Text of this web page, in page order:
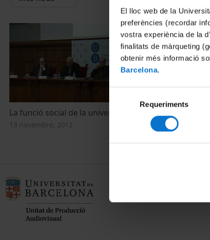
El lloc web de la
preferències (recordar
vostra experiència de la
finalitats de màrqueting
obtenir més informació
Barcelona.
de
consentiment
Requeriments
La funció social de la universitat pública
13 novembre, 2012